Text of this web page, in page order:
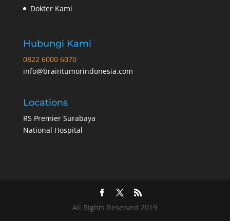
Dokter Kami
Hubungi Kami
0822 6000 6070
info@braintumorindonesia.com
Locations
RS Premier Surabaya
National Hospital
All Rights Reserved 2019